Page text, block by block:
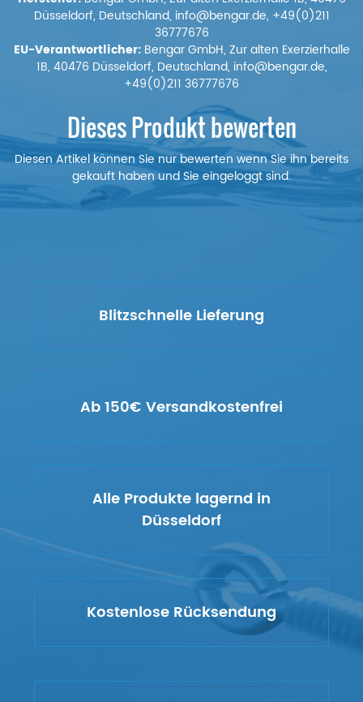
Düsseldorf, Deutschland, info@bengar.de, +49(0)211
36777676
EU-Verantwortlicher:Bengar GmbH, Zur alten Exerzierhalle
1B, 40476 Düsseldorf, Deutschland, info@bengar.de,
+49(0)211 36777676
Dieses Produkt bewerten
Diesen Artikel können Sie nur bewerten wenn Sie ihn bereits
gekauft haben und Sie eingeloggt sind.
Blitzschnelle Lieferung
Ab 150€ Versandkostenfrei
Alle Produkte lagernd in
Düsseldorf
Kostenlose Rücksendung